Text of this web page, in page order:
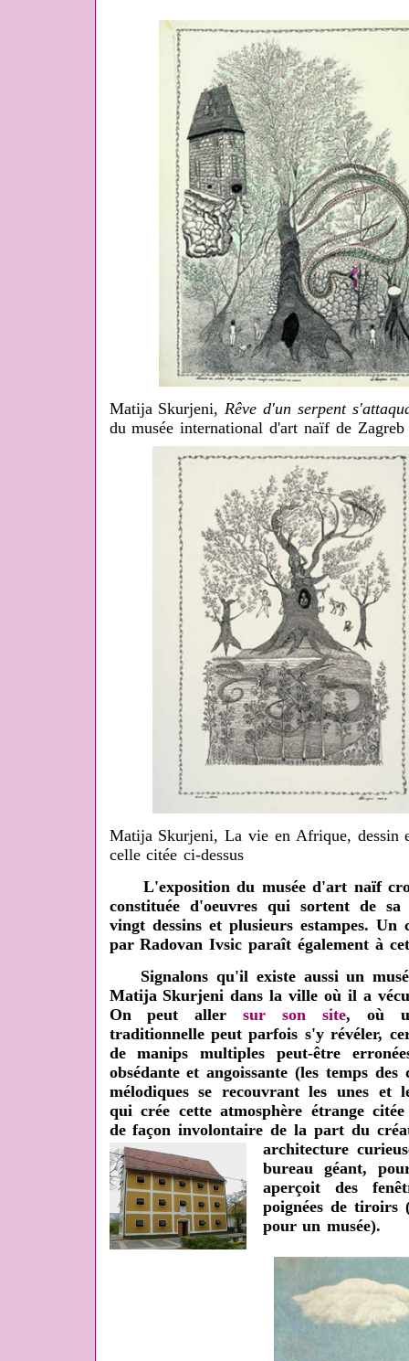
Matija Skurjeni,Rêve d'un serpent
du musée international d'art naïf de
Matija Skurjeni, La vie en Afrique, dessin
celle citée ci-dessus
L'exposition du musée d'art naïf
constituée d'oeuvres qui sortent de
vingt dessins et plusieurs estampes. Un
par Radovan Ivsic paraît également à
Signalons qu'il existe aussi un
Matija Skurjeni dans la ville où il a
On peut allersur son site, où
traditionnelle peut parfois s'y révéler,
de manips multiples peut-être
obsédante et angoissante (les temps des
mélodiques se recouvrant les unes et
qui crée cette atmosphère étrange
de façon involontaire de la part du
architecture
bureau géant,
aperçoit des
poignées de tiroirs
pour un musée).